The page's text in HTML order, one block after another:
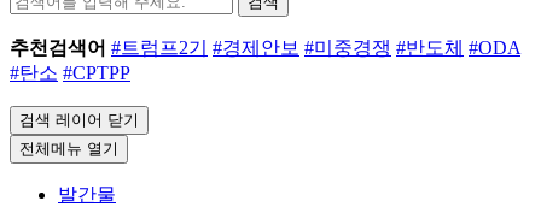
추천검색어 #트럼프2기 #경제안보 #미중경쟁 #반도체 #ODA
#탄소 #CPTPP
검색 레이어 닫기
전체메뉴 열기
발간물